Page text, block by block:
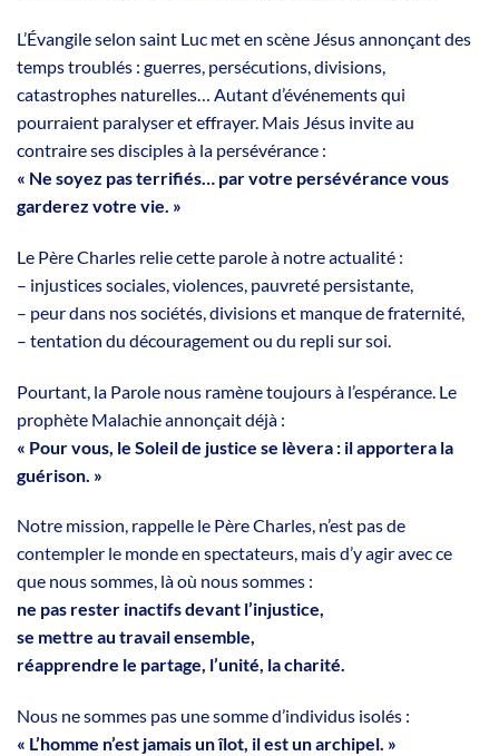
L’Évangile selon saint Luc met en scène Jésus annonçant des
temps troublés : guerres, persécutions, divisions,
catastrophes naturelles… Autant d’événements qui
pourraient paralyser et effrayer. Mais Jésus invite au
contraire ses disciples à la persévérance :
« Ne soyez pas terrifiés… par votre persévérance vous
garderez votre vie. »
Le Père Charles relie cette parole à notre actualité :
– injustices sociales, violences, pauvreté persistante,
– peur dans nos sociétés, divisions et manque de fraternité,
– tentation du découragement ou du repli sur soi.
Pourtant, la Parole nous ramène toujours à l’espérance. Le
prophète Malachie annonçait déjà :
« Pour vous, le Soleil de justice se lèvera : il apportera la
guérison. »
Notre mission, rappelle le Père Charles, n’est pas de
contempler le monde en spectateurs, mais d’y agir avec ce
que nous sommes, là où nous sommes :
ne pas rester inactifs devant l’injustice,
se mettre au travail ensemble,
réapprendre le partage, l’unité, la charité.
Nous ne sommes pas une somme d’individus isolés :
« L’homme n’est jamais un îlot, il est un archipel. »